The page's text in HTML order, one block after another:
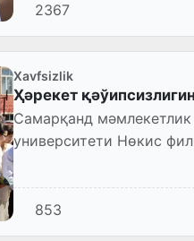
2367
Xavfsizlik
Ҳәрекет
Самарқанд
университети Нөкис
853